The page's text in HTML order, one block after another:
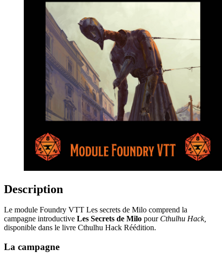
Description
Le module Foundry VTT Les secrets de Milo comprend la
campagne introductive Les Secrets de Milo pour Cthulhu Hack,
disponible dans le livre Cthulhu Hack Réédition.
La campagne